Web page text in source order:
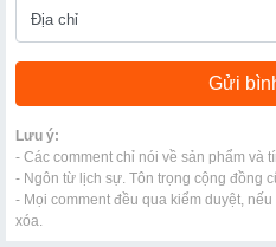
Lưu ý:
- Các comment chỉ nói về sản phẩm và
- Ngôn từ lịch sự. Tôn trọng cộng đồng
- Mọi comment đều qua kiểm duyệt,
xóa.